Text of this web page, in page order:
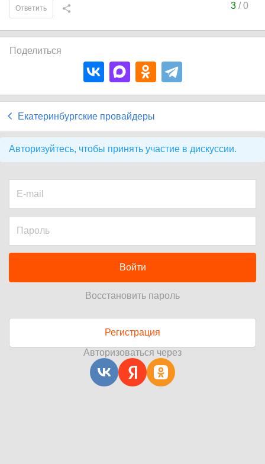
3/0
Ответить
Поделиться
Екатеринбургские провайдеры
Авторизуйтесь, чтобы принять участие в дискуссии.
Войти
Восстановить пароль
Регистрация
Авторизоваться через